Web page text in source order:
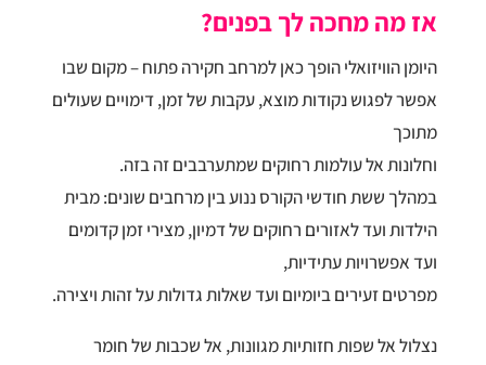
אז מה מחכה לך בפנים?
היומן הוויזואלי הופך כאן למרחב חקירה פתוח – מקום שבו
אפשר לפגוש נקודות מוצא, עקבות של זמן, דימויים שעולים
מתוכך
וחלונות אל עולמות רחוקים שמתערבבים זה בזה.
במהלך ששת חודשי הקורס ננוע בין מרחבים שונים: מבית
הילדות ועד לאזורים רחוקים של דמיון, מצירי זמן קדומים
ועד אפשרויות עתידיות,
מפרטים זעירים ביומיום ועד שאלות גדולות על זהות ויצירה.
נצלול אל שפות חזותיות מגוונות, אל שכבות של חומר